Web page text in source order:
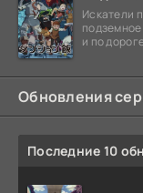
Искатели
и по
Обновления
Последние 10